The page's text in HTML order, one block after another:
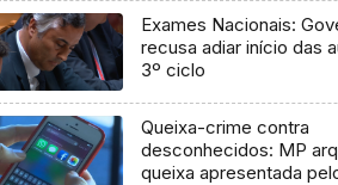
Exames Nacionais:
recusa adiar início das
3º ciclo
Queixa-crime contra
desconhecidos: MP
queixa apresentada